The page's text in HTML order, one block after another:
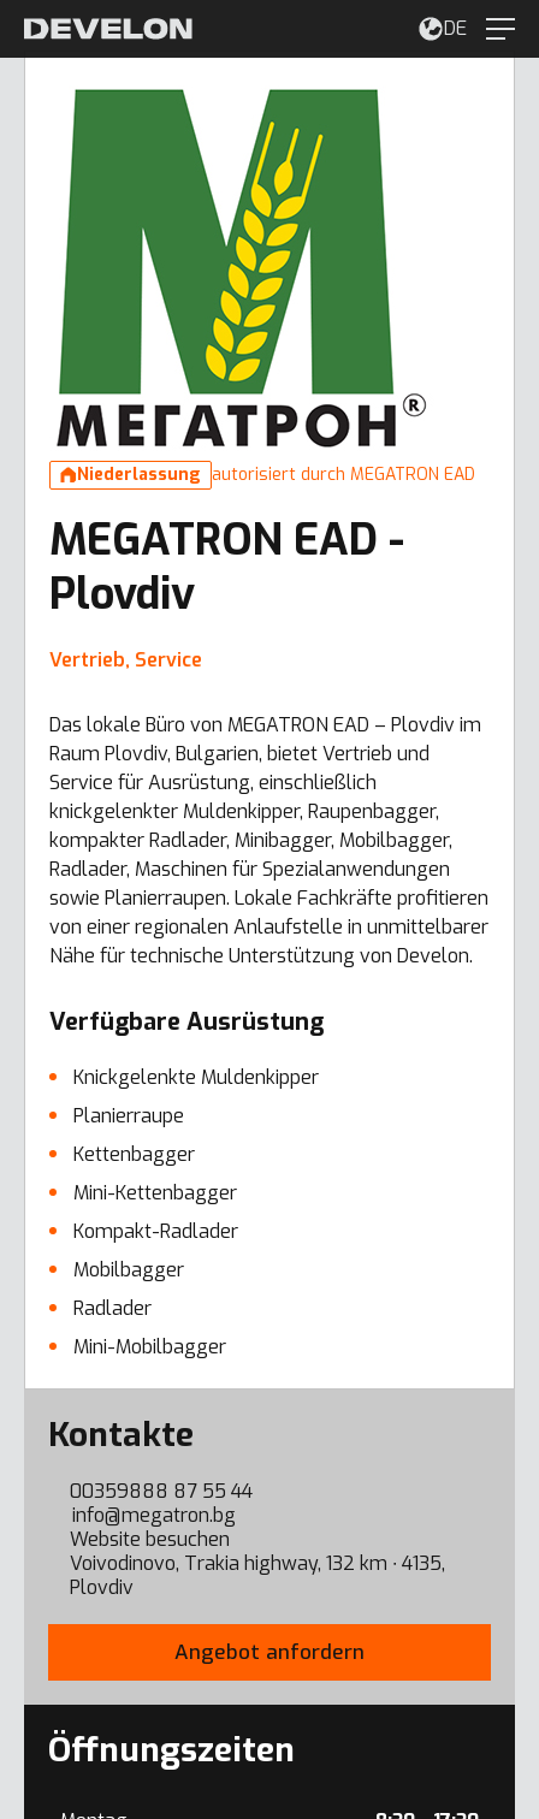
DE
Niederlassung autorisiert durch MEGATRON EAD
MEGATRON EAD -
Plovdiv
Vertrieb, Service
Das lokale Büro von MEGATRON EAD – Plovdiv im
Raum Plovdiv, Bulgarien, bietet Vertrieb und
Service für Ausrüstung, einschließlich
knickgelenkter Muldenkipper, Raupenbagger,
kompakter Radlader, Minibagger, Mobilbagger,
Radlader, Maschinen für Spezialanwendungen
sowie Planierraupen. Lokale Fachkräfte profitieren
von einer regionalen Anlaufstelle in unmittelbarer
Nähe für technische Unterstützung von Develon.
Verfügbare Ausrüstung
Knickgelenkte Muldenkipper
Planierraupe
Kettenbagger
Mini-Kettenbagger
Kompakt-Radlader
Mobilbagger
Radlader
Mini-Mobilbagger
Error here
Kontakte
00359888 87 55 44
info@megatron.bg
Website besuchen
Voivodinovo, Trakia highway, 132 km ∙ 4135,
Plovdiv
Angebot anfordern
Öffnungszeiten